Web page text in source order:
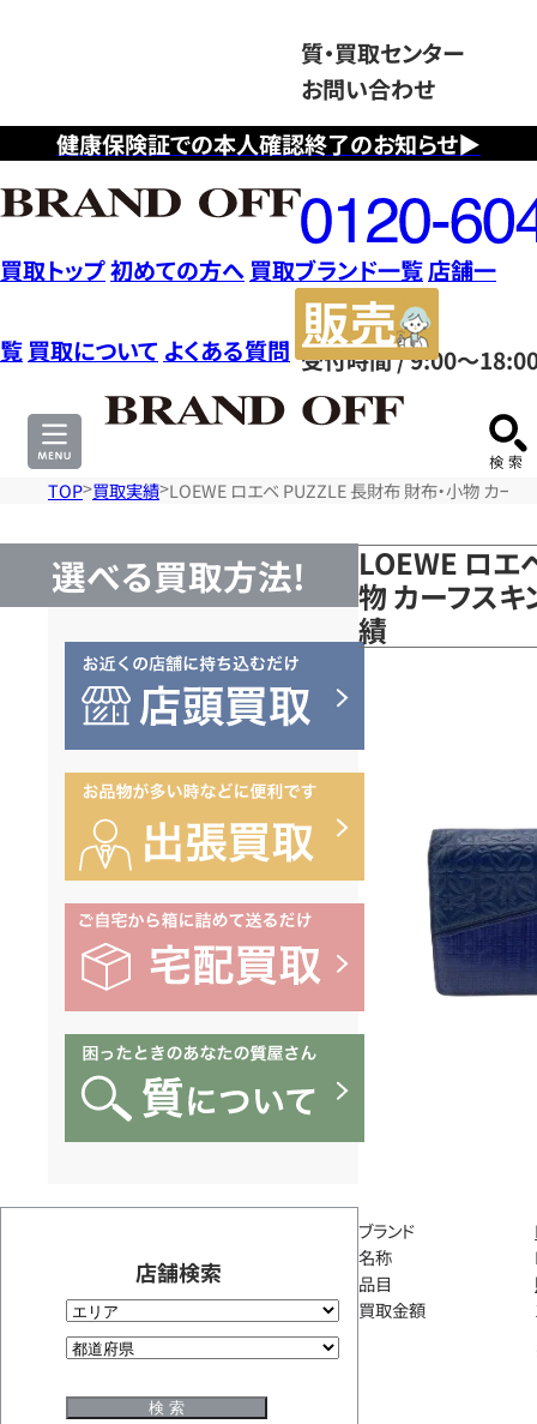
健康保険証での本人確認終了のお知らせ▶
質・買取センター
お問い合わせ
フ
リ
ー
ダ
イ
ヤ
ル
0120604117
受付時間 / 9:00～
買取トップ初めての方へ 買取ブランド一覧店舗一
覧 買取について よくある質問
サ
TOP 買取実績 LOEWE ロエベ PUZZLE 長財布 財布・小物 カー
選べる買取方法!
店舗検索
LOEWE ロエ
物 カーフス
績
ブランド
名称
品目
買取金額